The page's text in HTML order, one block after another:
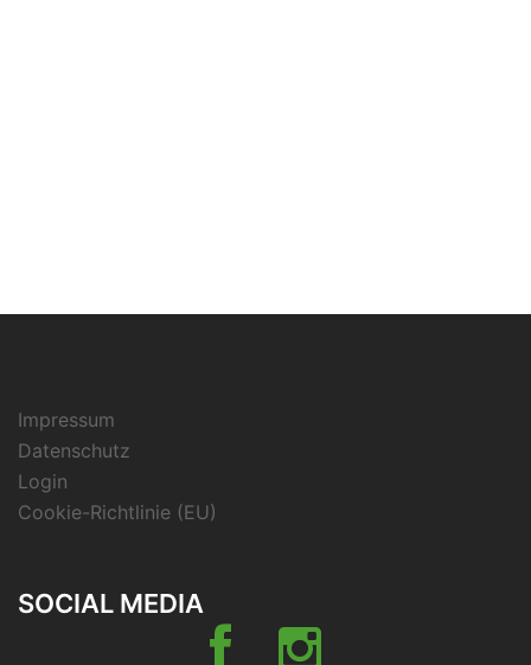
Impressum
Datenschutz
Login
Cookie-Richtlinie (EU)
SOCIAL MEDIA
FacebookInstagramm